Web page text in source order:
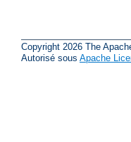
Copyright 2026 The
Autorisé sous Apache